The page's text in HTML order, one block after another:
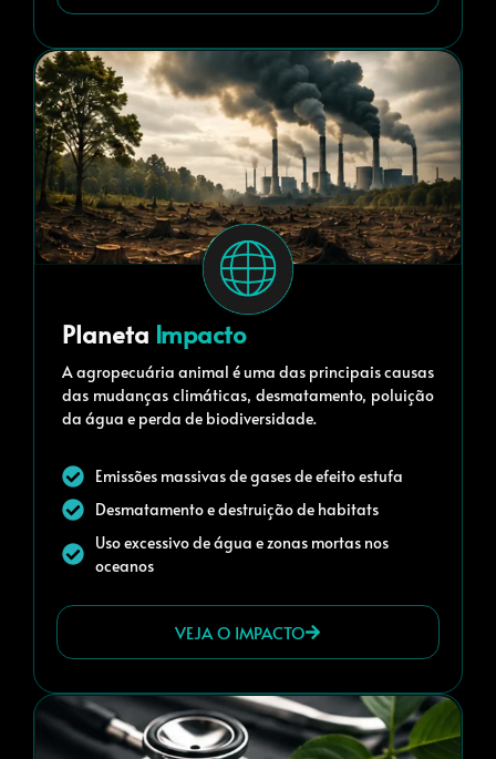
Planeta Impacto
A agropecuária animal é uma das principais causas
das mudanças climáticas, desmatamento, poluição
da água e perda de biodiversidade.
Emissões massivas de gases de efeito estufa
Desmatamento e destruição de habitats
Uso excessivo de água e zonas mortas nos
oceanos
VEJA O IMPACTO